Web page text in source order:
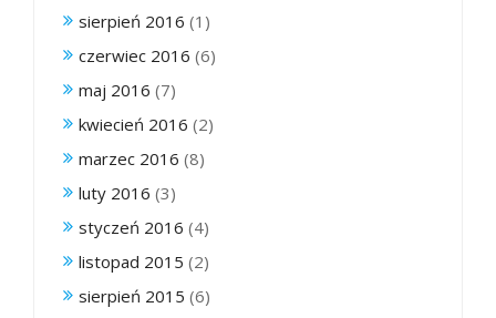
sierpień 2016 (1)
czerwiec 2016 (6)
maj 2016 (7)
kwiecień 2016 (2)
marzec 2016 (8)
luty 2016 (3)
styczeń 2016 (4)
listopad 2015 (2)
sierpień 2015 (6)